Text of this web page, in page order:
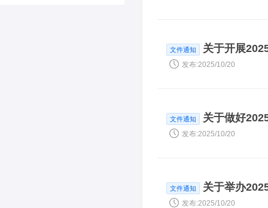
文件通知 关于开展
发布:2025/10/20
文件通知 关于做好
发布:2025/10/20
文件通知 关于举办
发布:2025/10/20